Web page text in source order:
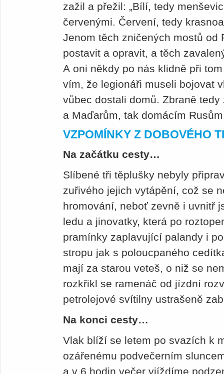
zažil a přežil: „Bílí, tedy
červenými. Červení, tedy
Jenom těch zničených mostů od
postavit a opravit, a těch
A oni někdy po nás klidně při
vím, že legionáři museli bojovat
vůbec dostali domů. Zbraně
a Maďarům, tak domácím
VZPOMÍNKY Z DOBOVÉHO
Na začátku cesty…
Slíbené tři těplušky nebyly
zuřivého jejich vytápění, což se
hromování, neboť zevně i uvnitř
ledu a jinovatky, která po
pramínky zaplavující palandy i
stropu jak s poloucpaného
mají za starou veteš, o niž se
rozkřikl se ramenáč od jízdní
petrolejové svítilny ustrašeně
Na konci cesty…
Vlak blíží se letem po svazích k
ozářenému podvečerním
a v 6 hodin večer vjíždíme